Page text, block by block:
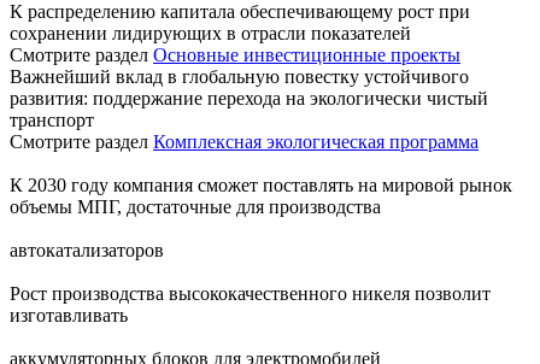
К распределению капитала обеспечивающему рост при
сохранении лидирующих в отрасли показателей
Смотрите раздел Основные инвестиционные проекты
Важнейший вклад в глобальную повестку устойчивого
развития: поддержание перехода на экологически чистый
транспорт
Смотрите раздел Комплексная экологическая программа
К 2030 году компания сможет поставлять на мировой рынок
объемы МПГ, достаточные для производства
автокатализаторов
Рост производства высококачественного никеля позволит
изготавливать
аккумуляторных блоков для электромобилей